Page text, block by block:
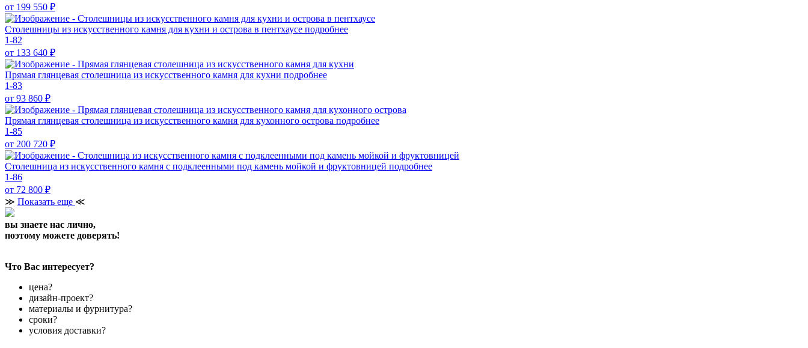
от 199 550 ₽
Столешницы из искусственного камня для кухни и острова в пентхаусе подробнее
1-82
от 133 640 ₽
Прямая глянцевая столешница из искусственного камня для кухни подробнее
1-83
от 93 860 ₽
Прямая глянцевая столешница из искусственного камня для кухонного острова подробнее
1-85
от 200 720 ₽
Столешница из искусственного камня с подклеенными под камень мойкой и фруктовницей подробнее
1-86
от 72 800 ₽
≫ Показать еще ≪
вы знаете нас лично,
поэтому можете доверять!
Что Вас интересует?
цена?
дизайн-проект?
материалы и фурнитура?
сроки?
условия доставки?